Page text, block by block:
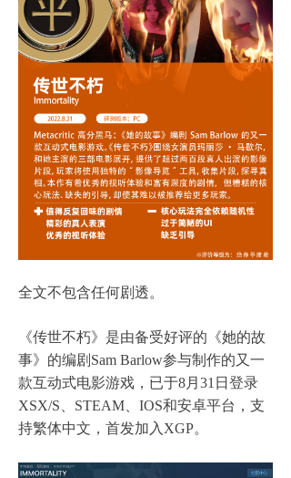
商城精品
游戏大赏
小程序
个人中心
全文不包含任何剧透。
《传世不朽》是由备受好评的《她的故
事》的编剧Sam Barlow参与制作的又一
款互动式电影游戏，已于8月31日登录
XSX/S、STEAM、IOS和安卓平台，支
持繁体中文，首发加入XGP。